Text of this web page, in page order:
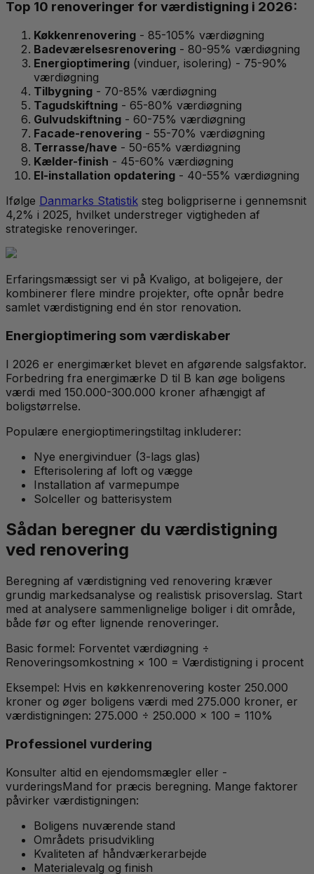
Top 10 renoveringer for værdistigning i 2026:
Køkkenrenovering - 85-105% værdiøgning
Badeværelsesrenovering - 80-95% værdiøgning
Energioptimering (vinduer, isolering) - 75-90%
værdiøgning
Tilbygning - 70-85% værdiøgning
Tagudskiftning - 65-80% værdiøgning
Gulvudskiftning - 60-75% værdiøgning
Facade-renovering - 55-70% værdiøgning
Terrasse/have - 50-65% værdiøgning
Kælder-finish - 45-60% værdiøgning
El-installation opdatering - 40-55% værdiøgning
Ifølge Danmarks Statistik steg boligpriserne i gennemsnit
4,2% i 2025, hvilket understreger vigtigheden af
strategiske renoveringer.
Erfaringsmæssigt ser vi på Kvaligo, at boligejere, der
kombinerer flere mindre projekter, ofte opnår bedre
samlet værdistigning end én stor renovation.
Energioptimering som værdiskaber
I 2026 er energimærket blevet en afgørende salgsfaktor.
Forbedring fra energimærke D til B kan øge boligens
værdi med 150.000-300.000 kroner afhængigt af
boligstørrelse.
Populære energioptimeringstiltag inkluderer:
Nye energivinduer (3-lags glas)
Efterisolering af loft og vægge
Installation af varmepumpe
Solceller og batterisystem
Sådan beregner du værdistigning
ved renovering
Beregning af værdistigning ved renovering kræver
grundig markedsanalyse og realistisk prisoverslag. Start
med at analysere sammenlignelige boliger i dit område,
både før og efter lignende renoveringer.
Basic formel: Forventet værdiøgning ÷
Renoveringsomkostning × 100 = Værdistigning i procent
Eksempel: Hvis en køkkenrenovering koster 250.000
kroner og øger boligens værdi med 275.000 kroner, er
værdistigningen: 275.000 ÷ 250.000 × 100 = 110%
Professionel vurdering
Konsulter altid en ejendomsmægler eller -
vurderingsMand for præcis beregning. Mange faktorer
påvirker værdistigningen:
Boligens nuværende stand
Områdets prisudvikling
Kvaliteten af håndværkerarbejde
Materialevalg og finish